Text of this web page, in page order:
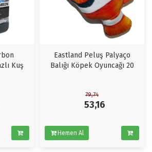
Kuş
Eastland Peluş Palyaço
Balığı Köpek Oyuncağı 20
79,74
53,16
Hemen Al